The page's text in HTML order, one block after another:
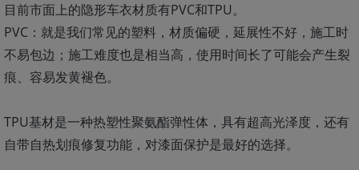
目前市面上的隐形车衣材质有PVC和TPU。
PVC：就是我们常见的塑料，材质偏硬，延展性不好，施工时
不易包边；施工难度也是相当高，使用时间长了可能会产生裂
痕、容易发黄褪色。
TPU基材是一种热塑性聚氨酯弹性体，具有超高光泽度，还有
自带自热划痕修复功能，对漆面保护是最好的选择。